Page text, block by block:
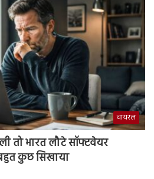
वायरल
तो भारत लौटे सॉफ्टवेयर
कुछ सिखाया